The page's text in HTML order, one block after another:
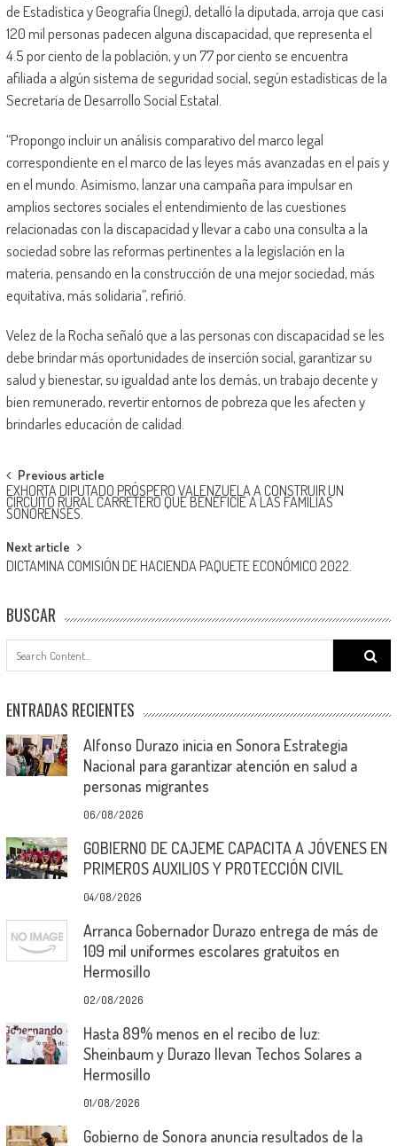
de Estadística y Geografía (Inegi), detalló la diputada, arroja que casi
120 mil personas padecen alguna discapacidad, que representa el
4.5 por ciento de la población, y un 77 por ciento se encuentra
afiliada a algún sistema de seguridad social, según estadísticas de la
Secretaría de Desarrollo Social Estatal.
“Propongo incluir un análisis comparativo del marco legal
correspondiente en el marco de las leyes más avanzadas en el país y
en el mundo. Asimismo, lanzar una campaña para impulsar en
amplios sectores sociales el entendimiento de las cuestiones
relacionadas con la discapacidad y llevar a cabo una consulta a la
sociedad sobre las reformas pertinentes a la legislación en la
materia, pensando en la construcción de una mejor sociedad, más
equitativa, más solidaria”, refirió.
Velez de la Rocha señaló que a las personas con discapacidad se les
debe brindar más oportunidades de inserción social, garantizar su
salud y bienestar, su igualdad ante los demás, un trabajo decente y
bien remunerado, revertir entornos de pobreza que les afecten y
brindarles educación de calidad.
Post
navigation
Previous article
EXHORTA DIPUTADO PRÓSPERO VALENZUELA A CONSTRUIR UN
CIRCUITO RURAL CARRETERO QUE BENEFICIE A LAS FAMILIAS
SONORENSES.
Next article
DICTAMINA COMISIÓN DE HACIENDA PAQUETE ECONÓMICO 2022.
BUSCAR
Search
for:
ENTRADAS RECIENTES
Alfonso Durazo inicia en Sonora Estrategia
Nacional para garantizar atención en salud a
personas migrantes
06/08/2026
GOBIERNO DE CAJEME CAPACITA A JÓVENES EN
PRIMEROS AUXILIOS Y PROTECCIÓN CIVIL
04/08/2026
Arranca Gobernador Durazo entrega de más de
109 mil uniformes escolares gratuitos en
Hermosillo
02/08/2026
Hasta 89% menos en el recibo de luz:
Sheinbaum y Durazo llevan Techos Solares a
Hermosillo
01/08/2026
Gobierno de Sonora anuncia resultados de la